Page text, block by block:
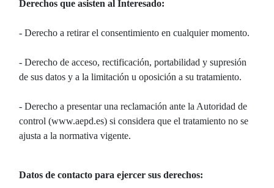
Derechos que asisten al Interesado:
- Derecho a retirar el consentimiento en cualquier momento.
- Derecho de acceso, rectificación, portabilidad y supresión
de sus datos y a la limitación u oposición a su tratamiento.
- Derecho a presentar una reclamación ante la Autoridad de
control (www.aepd.es) si considera que el tratamiento no se
ajusta a la normativa vigente.
Datos de contacto para ejercer sus derechos: